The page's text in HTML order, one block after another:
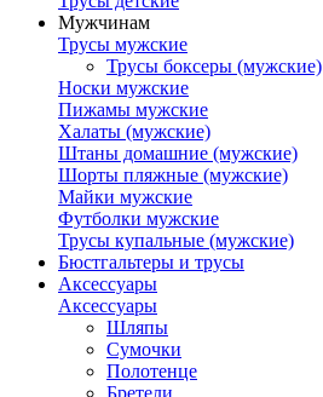
Мужчинам
Трусы мужские
Трусы боксеры (мужские)
Носки мужские
Пижамы мужские
Халаты (мужские)
Штаны домашние (мужские)
Шорты пляжные (мужские)
Майки мужские
Футболки мужские
Трусы купальные (мужские)
Бюстгальтеры и трусы
Аксессуары
Аксессуары
Шляпы
Сумочки
Полотенце
Бретели